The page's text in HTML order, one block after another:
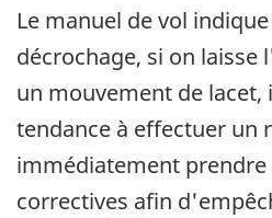
Le manuel de vol
décrochage, si on
un mouvement de lacet,
tendance à effectuer un
immédiatement prendre
correctives afin